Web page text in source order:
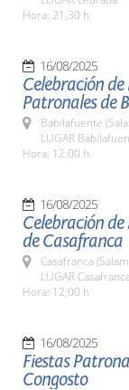
Hora: 21,30 h
16/08/2025
Celebración de
Patronales de
Babilafuente
LUGAR
Hora: 12,00 h.
16/08/2025
Celebración
de Casafranca
Casafranca
LUGAR
Hora: 12,00 h
16/08/2025
Fiestas
Congosto